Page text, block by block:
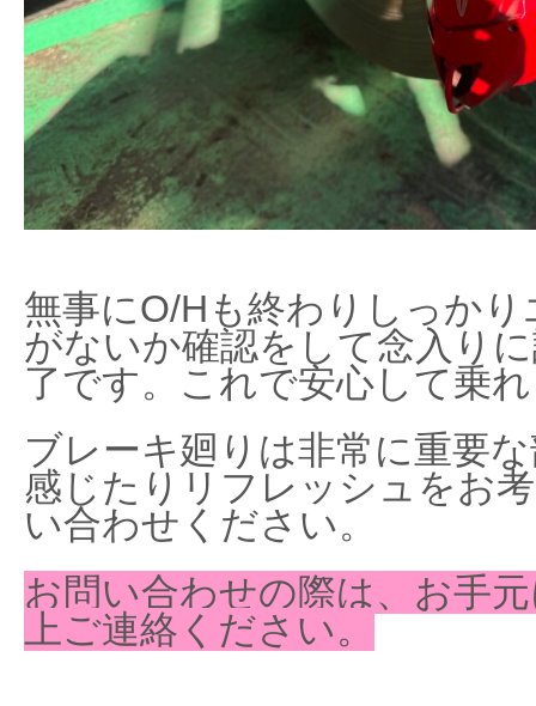
無事にO/Hも終わりしっか
がないか確認をして念入り
了です。これで安心して乗
ブレーキ廻りは非常に重要
感じたりリフレッシュをお
い合わせください。
お問い合わせの際は、お手
上ご連絡ください。